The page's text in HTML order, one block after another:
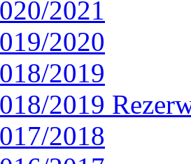
2021
2020
2019
2019
2018